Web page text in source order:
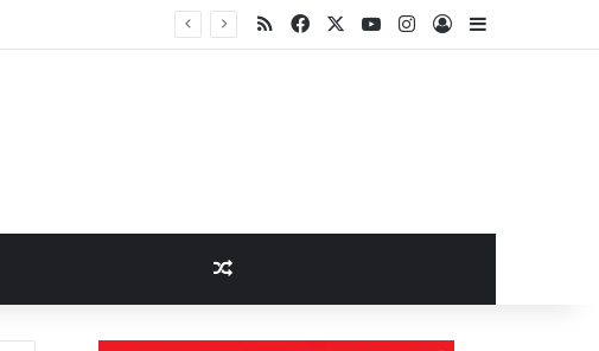
RSSFacebookYouTubeInstagram
Log InSidebar
Random Article